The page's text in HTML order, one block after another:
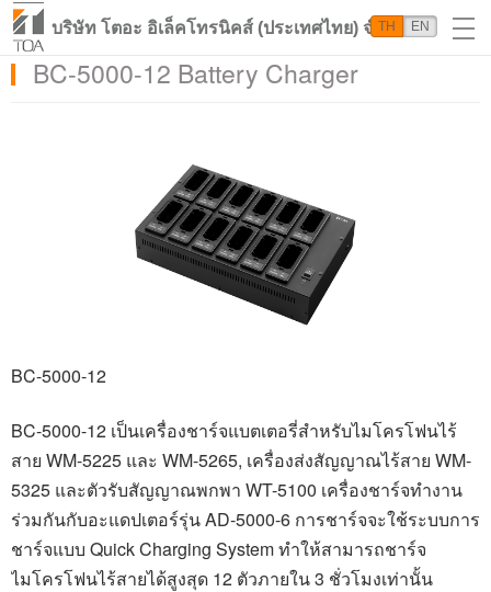
บริษัท โตอะ อิเล็คโทรนิคส์ (ประเทศไทย) จำกัด
TH EN
BC-5000-12 Battery Charger
BC-5000-12
BC-5000-12 เป็นเครื่องชาร์จแบตเตอรี่สำหรับไมโครโฟนไร้
สาย WM-5225 และ WM-5265, เครื่องส่งสัญญาณไร้สาย WM-
5325 และตัวรับสัญญาณพกพา WT-5100 เครื่องชาร์จทำงาน
ร่วมกันกับอะแดปเตอร์รุ่นAD-5000-6 การชาร์จจะใช้ระบบการ
ชาร์จแบบ Quick Charging Systemทำให้สามารถชาร์จ
ไมโครโฟนไร้สายได้สูงสุด 12 ตัวภายใน 3 ชั่วโมงเท่านั้น